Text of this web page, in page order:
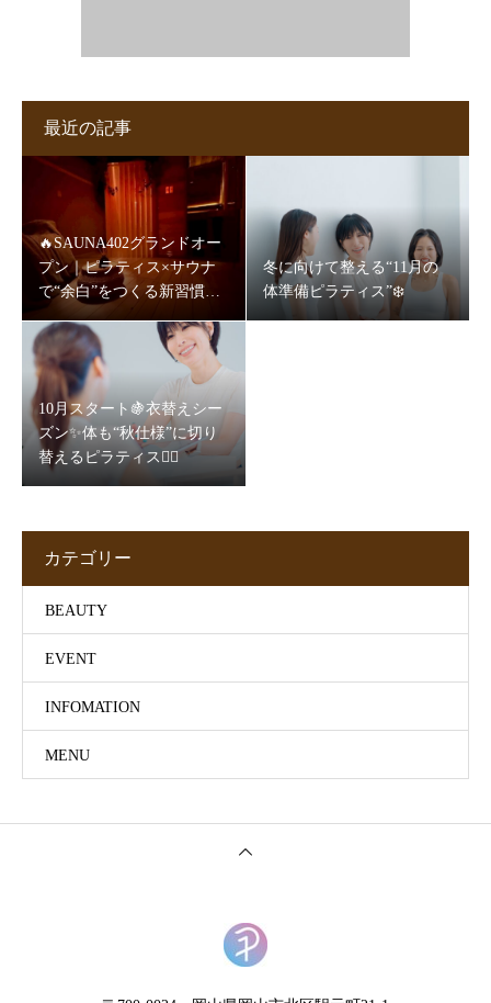
最近の記事
🔥SAUNA402グランドオー
プン｜ピラティス×サウナ
で“余白”をつくる新習慣
🧖‍♀️✨
冬に向けて整える“11月の
体準備ピラティス”❄️
10月スタート🍇衣替えシー
ズン✨体も“秋仕様”に切り
替えるピラティス🧘‍♀️
カテゴリー
BEAUTY
EVENT
INFOMATION
MENU